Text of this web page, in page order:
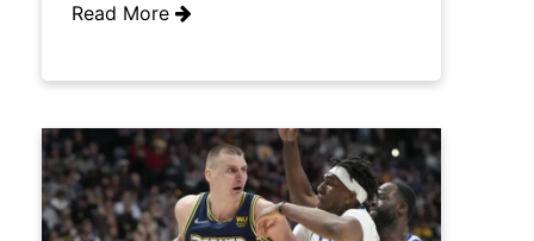
Read More